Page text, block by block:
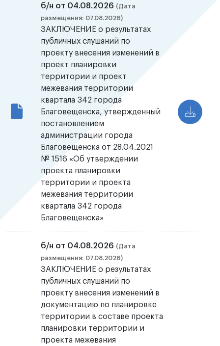
б/н от 04.08.2026 (Дата
размещения: 07.08.2026)
ЗАКЛЮЧЕНИЕ о результатах
публичных слушаний по
проекту внесения изменений в
проект планировки
территории и проект
межевания территории
квартала 342 города
Благовещенска, утвержденный
постановлением
администрации города
Благовещенска от 28.04.2021
№ 1516 «Об утверждении
проекта планировки
территории и проекта
межевания территории
квартала 342 города
Благовещенска»
б/н от 04.08.2026 (Дата
размещения: 07.08.2026)
ЗАКЛЮЧЕНИЕ о результатах
публичных слушаний по
проекту внесения изменений в
документацию по планировке
территории в составе проекта
планировки территории и
проекта межевания